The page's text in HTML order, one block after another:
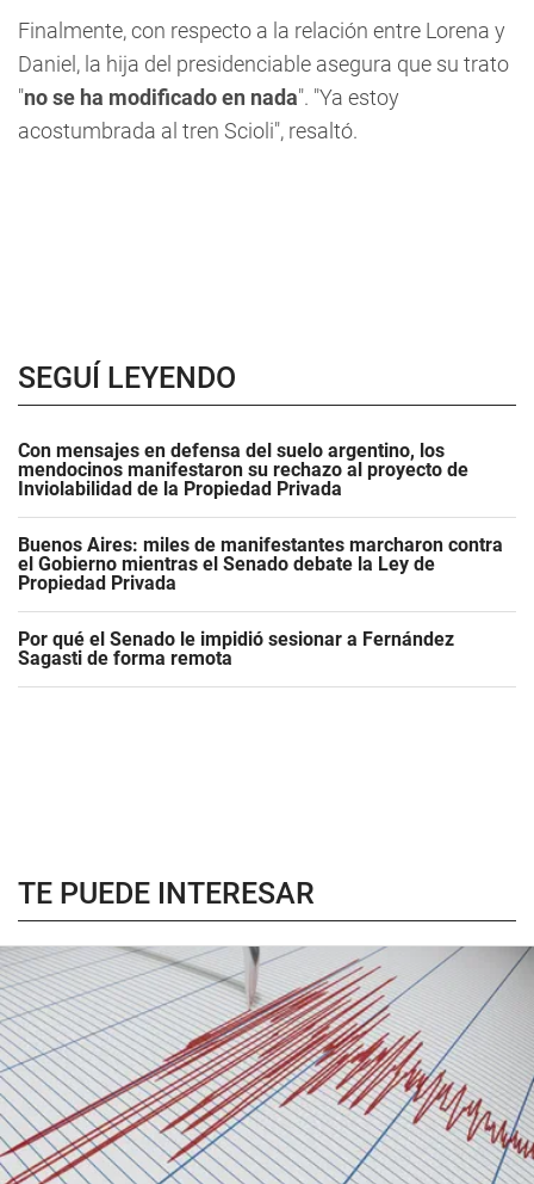
Finalmente, con respecto a la relación entre Lorena y
Daniel, la hija del presidenciable asegura que su trato
"no se ha modificado en nada". "Ya estoy
acostumbrada al tren Scioli", resaltó.
SEGUÍ LEYENDO
Con mensajes en defensa del suelo argentino, los
mendocinos manifestaron su rechazo al proyecto de
Inviolabilidad de la Propiedad Privada
Buenos Aires: miles de manifestantes marcharon contra
el Gobierno mientras el Senado debate la Ley de
Propiedad Privada
Por qué el Senado le impidió sesionar a Fernández
Sagasti de forma remota
TE PUEDE INTERESAR